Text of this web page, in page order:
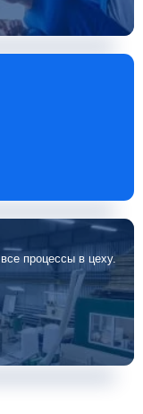
процессы в цеху.